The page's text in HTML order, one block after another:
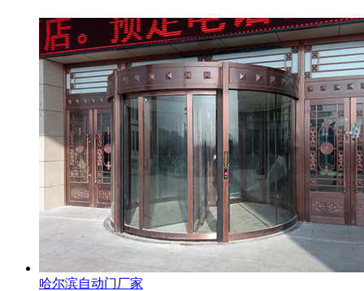
哈尔滨自动门厂家